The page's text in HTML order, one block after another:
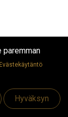
paremman
Evästekäytäntö
Hyväksyn